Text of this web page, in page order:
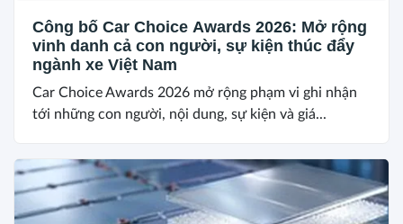
Công bố Car Choice Awards 2026: Mở rộng
vinh danh cả con người, sự kiện thúc đẩy
ngành xe Việt Nam
Car Choice Awards 2026 mở rộng phạm vi ghi nhận
tới những con người, nội dung, sự kiện và giá...